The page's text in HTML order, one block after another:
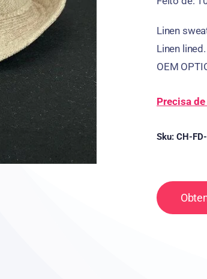
Linen
Linen lined .
OEM
Precisa
Sku: CH-